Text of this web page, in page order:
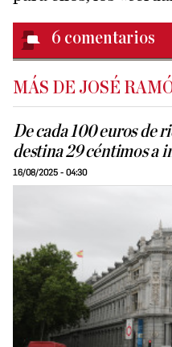
6 comentarios
MÁS DE JOSÉ
De cada 100 euros de
destina 29 céntimos a
16/08/2025 - 04:30